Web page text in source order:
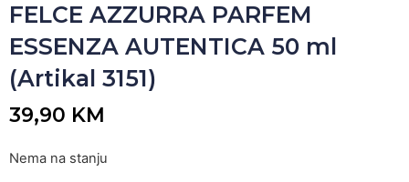
FELCE AZZURRA PARFEM
ESSENZA AUTENTICA 50 ml
(Artikal 3151)
39,90 KM
Nema na stanju